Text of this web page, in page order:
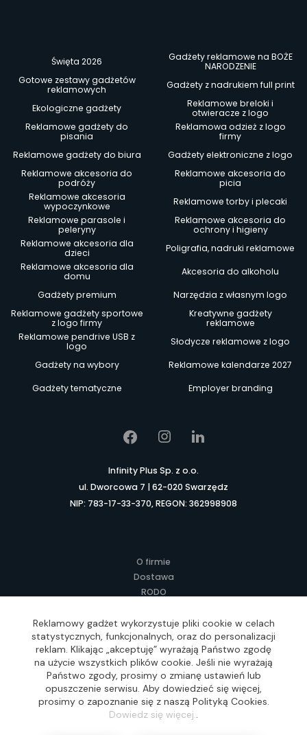
Święta 2026
Gadżety reklamowe na BOŻE
NARODZENIE
Gotowe zestawy gadżetów
reklamowych
Gadżety z nadrukiem full print
Ekologiczne gadżety
Reklamowe breloki i
otwieracze z logo
Reklamowe gadżety do
pisania
Reklamowa odzież z logo
firmy
Reklamowe gadżety do biura
Gadżety elektroniczne z logo
Reklamowe akcesoria do
podróży
Reklamowe akcesoria do
picia
Reklamowe akcesoria
wypoczynkowe
Reklamowe torby i plecaki
Reklamowe parasole i
peleryny
Reklamowe akcesoria do
ochrony i higieny
Reklamowe akcesoria dla
dzieci
Poligrafia, nadruki reklamowe
Reklamowe akcesoria dla
domu
Akcesoria do alkoholu
Gadżety premium
Narzędzia z własnym logo
Reklamowe gadżety sportowe
z logo firmy
Kreatywne gadżety
reklamowe
Reklamowe pendrive USB z
logo
Słodycze reklamowe z logo
Gadżety na wybory
Reklamowe kalendarze 2027
Gadżety tematyczne
Employer branding
Infinity Plus Sp. z o.o.
ul. Dworcowa 7 | 62-020 Swarzędz
NIP: 783-17-33-370, REGON: 362998908
O firmie
Dostawa
RODO
Regulamin
Lokalne Gadżety Reklamowe
Jak zamawiać?
Słownik pojęć
FAQ
Reklamowy gadżet wykorzystuje pliki cookie w celach
statystycznych, funkcjonalnych, oraz do personalizacji
reklam. Klikając „akceptuję” wyrażają Państwo zgodę
na użycie wszystkich plików cookie. Jeśli nie wyrażają
Państwo zgody, prosimy o zmianę ustawień lub
opuszczenie serwisu. Aby dowiedzieć się więcej,
prosimy o zapoznanie się z naszą Polityką Cookies.
Dowiedz się więcej..